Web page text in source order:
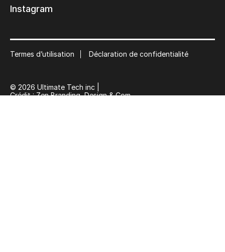
Instagram
Termes d’utilisation Déclaration de confidentialité
© 2026 Ultimate Tech inc |
Crédit :Zen Branding, Design & Com.